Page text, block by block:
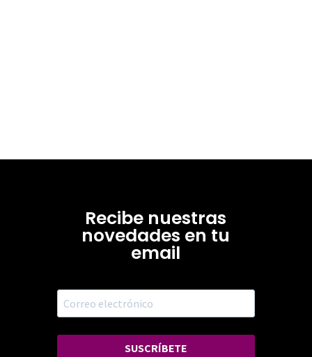
Recibe nuestras
novedades en tu
email
SUSCRÍBETE